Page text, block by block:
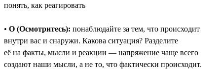
понять, как реагировать
• О (Осмотритесь): понаблюдайте за тем, что происходит
внутри вас и снаружи. Какова ситуация? Разделите
её на факты, мысли и реакции — напряжение чаще всего
создают наши мысли, а не то, что фактически происходит.